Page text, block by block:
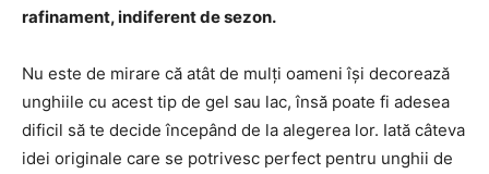
rafinament, indiferent de sezon.
Nu este de mirare că atât de mulți oameni își decorează
unghiile cu acest tip de gel sau lac, însă poate fi adesea
dificil să te decide începând de la alegerea lor. Iată câteva
idei originale care se potrivesc perfect pentru unghii de